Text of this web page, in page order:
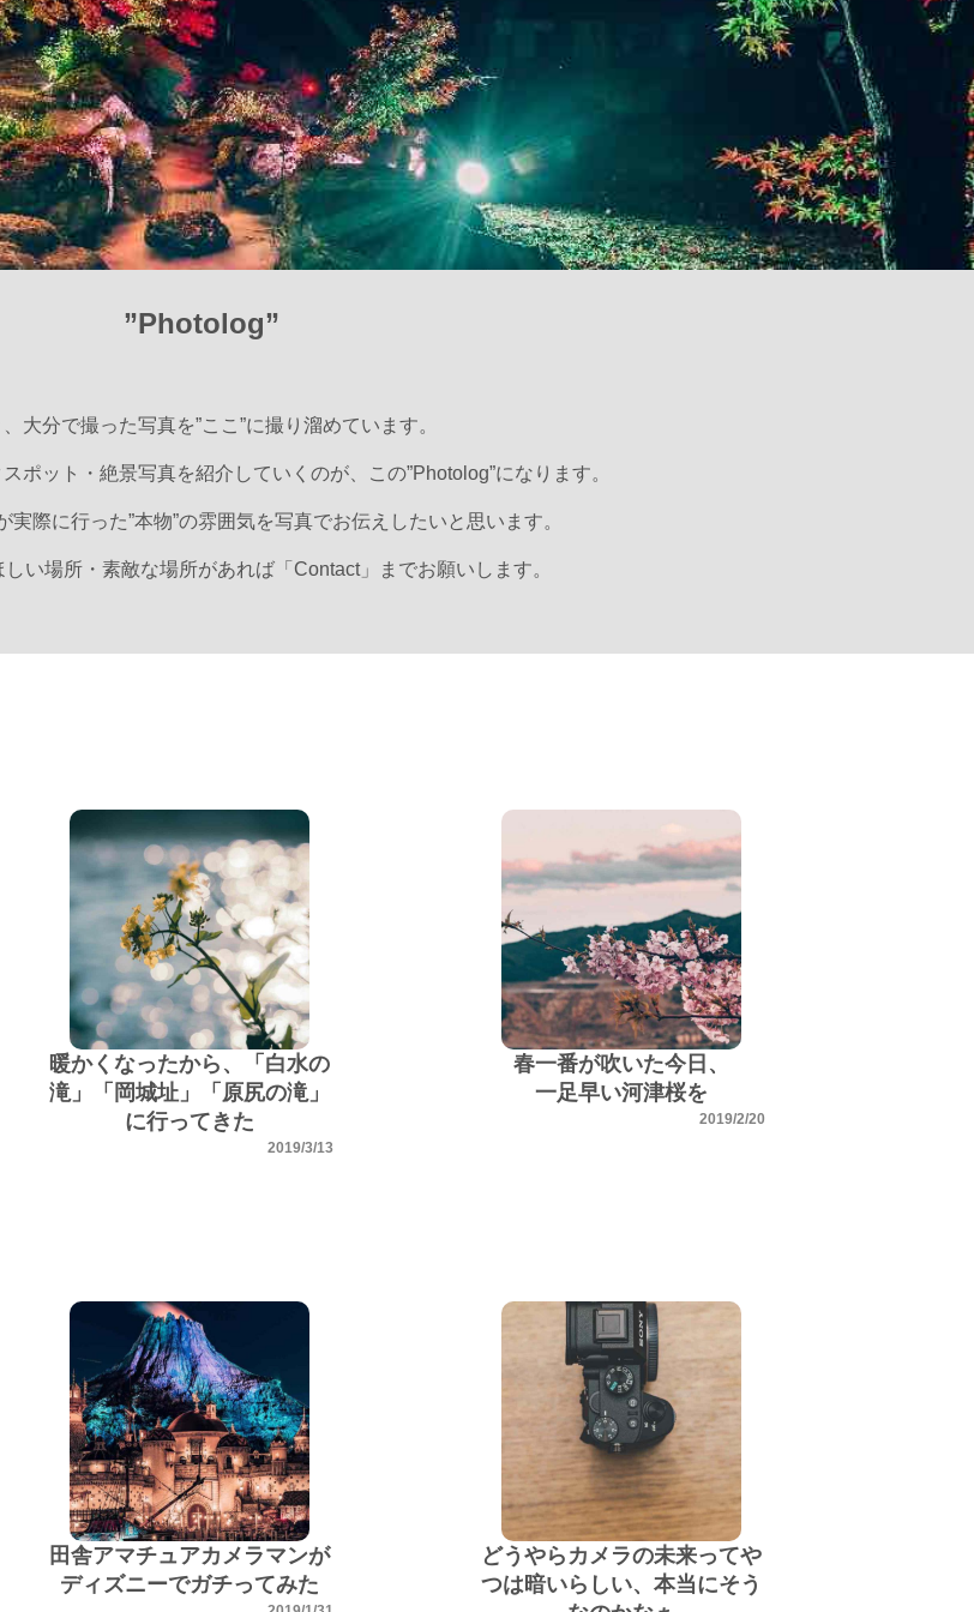
”Photolog”
、大分で撮った写真を”ここ”に撮り溜めています。
ポット・絶景写真を紹介していくのが、この”Photolog”になります。
実際に行った”本物”の雰囲気を写真でお伝えしたいと思います。
しい場所・素敵な場所があれば「Contact」 までお願いします。
暖かくなったから、「白水の
滝」「岡城址」「原尻の滝」
に行ってきた
2019/3/13
春一番が吹いた今日、
一足早い河津桜を
2019/2/20
田舎アマチュアカメラマンが
ディズニーでガチってみた
どうやらカメラの未来ってや
つは暗いらしい、本当にそう